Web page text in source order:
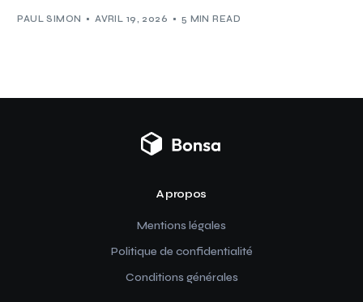
PAUL SIMON AVRIL 19, 2026 5 MIN READ
A propos
Mentions légales
Politique de confidentialité
Conditions générales